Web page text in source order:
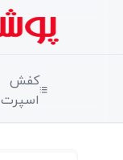
کفش
اسپرت